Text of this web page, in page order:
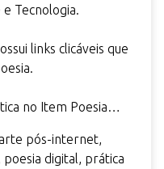
Tecnologia.
links clicáveis que
no Item Poesia…
arte pós-internet
poesia digital
prática